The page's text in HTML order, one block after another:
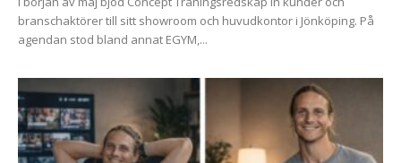
branschaktörer till sitt showroom och huvudkontor i Jönköping. På
agendan stod bland annat EGYM,...